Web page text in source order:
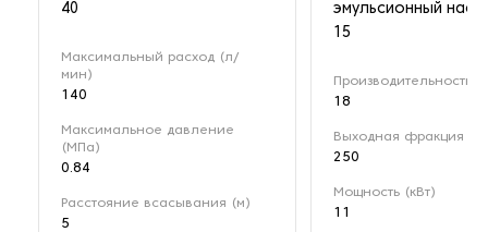
40
Максимальный расход (л/
мин)
140
Максимальное давление
(МПа)
0.84
Расстояние всасывания (м)
5
эмульсионный
15
Производительность
18
Выходная фракция
250
Мощность (кВт)
11